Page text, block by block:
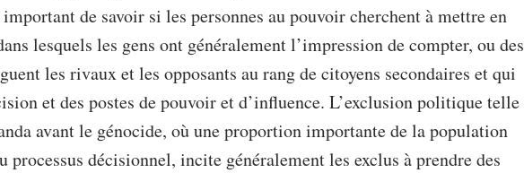
de savoir si les personnes au pouvoir cherchent à mettre en
lesquels les gens ont généralement l’impression de compter, ou des
les rivaux et les opposants au rang de citoyens secondaires et qui
et des postes de pouvoir et d’influence. L’exclusion politique telle
avant le génocide, où une proportion importante de la population
processus décisionnel, incite généralement les exclus à prendre des